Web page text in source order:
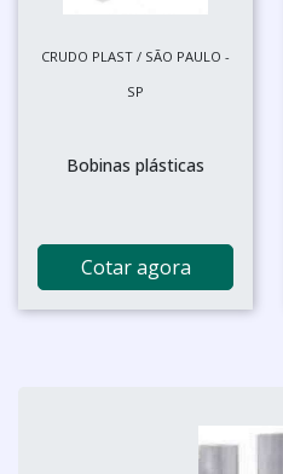
CRUDO PLAST / SÃO PAULO -
SP
Bobinas plásticas
Cotar agora